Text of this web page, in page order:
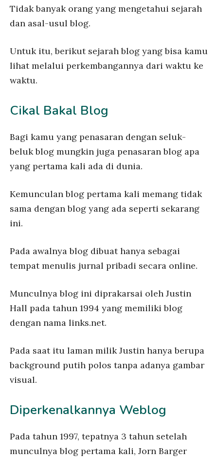
Tidak banyak orang yang mengetahui sejarah
dan asal-usul blog.
Untuk itu, berikut sejarah blog yang bisa kamu
lihat melalui perkembangannya dari waktu ke
waktu.
Cikal Bakal Blog
Bagi kamu yang penasaran dengan seluk-
beluk blog mungkin juga penasaran blog apa
yang pertama kali ada di dunia.
Kemunculan blog pertama kali memang tidak
sama dengan blog yang ada seperti sekarang
ini.
Pada awalnya blog dibuat hanya sebagai
tempat menulis jurnal pribadi secara online.
Munculnya blog ini diprakarsai oleh Justin
Hall pada tahun 1994 yang memiliki blog
dengan nama links.net.
Pada saat itu laman milik Justin hanya berupa
background putih polos tanpa adanya gambar
visual.
Diperkenalkannya Weblog
Pada tahun 1997, tepatnya 3 tahun setelah
munculnya blog pertama kali, Jorn Barger